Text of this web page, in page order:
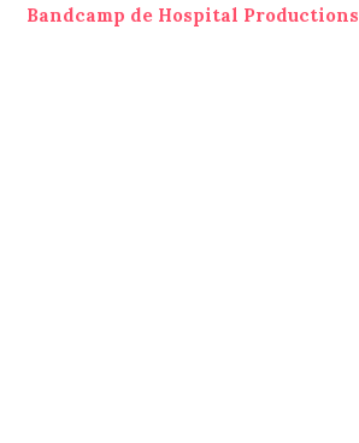
Bandcamp de Hospital Productions